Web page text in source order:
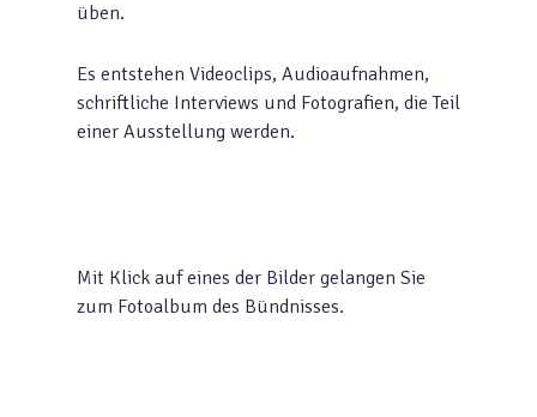
üben.
Es entstehen Videoclips, Audioaufnahmen,
schriftliche Interviews und Fotografien, die Teil
einer Ausstellung werden.
Mit Klick auf eines der Bilder gelangen Sie
zum Fotoalbum des Bündnisses.